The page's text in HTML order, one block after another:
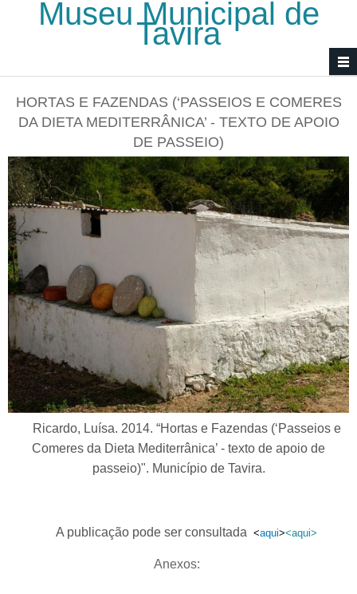
Passar para o conteúdo principal
Museu Municipal de
Tavira
HORTAS E FAZENDAS (‘PASSEIOS E COMERES
DA DIETA MEDITERRÂNICA’ - TEXTO DE APOIO
DE PASSEIO)
Ricardo, Luísa. 2014. “Hortas e Fazendas (‘Passeios e
Comeres da Dieta Mediterrânica’ - texto de apoio de
passeio)". Município de Tavira.
A publicação pode ser consultada <aqui><aqui>
Anexos: